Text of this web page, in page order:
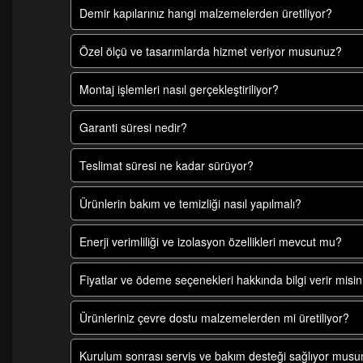
Demir kapılarınız hangi malzemelerden üretiliyor?
Özel ölçü ve tasarımlarda hizmet veriyor musunuz?
Montaj işlemleri nasıl gerçekleştiriliyor?
Garanti süresi nedir?
Teslimat süresi ne kadar sürüyor?
Ürünlerin bakım ve temizliği nasıl yapılmalı?
Enerji verimliliği ve izolasyon özellikleri mevcut mu?
Fiyatlar ve ödeme seçenekleri hakkında bilgi verir
Ürünleriniz çevre dostu malzemelerden mi üretiliyor?
Kurulum sonrası servis ve bakım desteği sağlıyor